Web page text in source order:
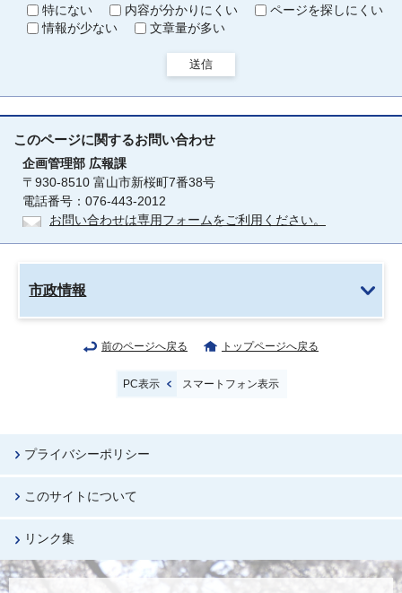
特にない
内容が分かりにくい
ページを探しにくい
情報が少ない
文章量が多い
送信
このページに関するお問い合わせ
企画管理部 広報課
〒930-8510 富山市新桜町7番38号
電話番号：076-443-2012
お問い合わせは専用フォームをご利用ください。
市政情報
前のページへ戻る トップページへ戻る
PC表示 スマートフォン表示
プライバシーポリシー
このサイトについて
リンク集